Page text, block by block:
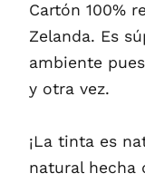
Cartón 100%
Zelanda. Es
ambiente
y otra vez.
¡La tinta es
natural hecha